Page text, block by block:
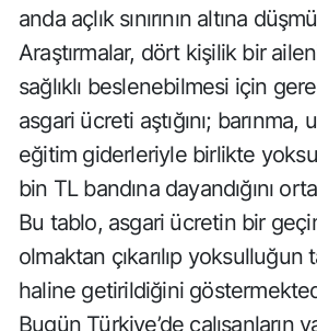
anda açlık sınırının altına
Araştırmalar, dört kişilik bir
sağlıklı beslenebilmesi için
asgari ücreti aştığını; barınma,
eğitim giderleriyle birlikte
bin TL bandına dayandığını
Bu tablo, asgari ücretin bir
olmaktan çıkarılıp yoksulluğun
haline getirildiğini
Bugün Türkiye’de çalışanların